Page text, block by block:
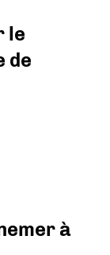
le
de
à